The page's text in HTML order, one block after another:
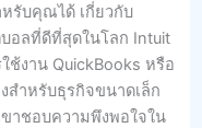
รับคุณได้ เกี่ยวกับ
อลที่ดีที่สุดในโลก Intuit
ช้งาน QuickBooks หรือ
สำหรับธุรกิจขนาดเล็ก
าชอบความพึงพอใจใน